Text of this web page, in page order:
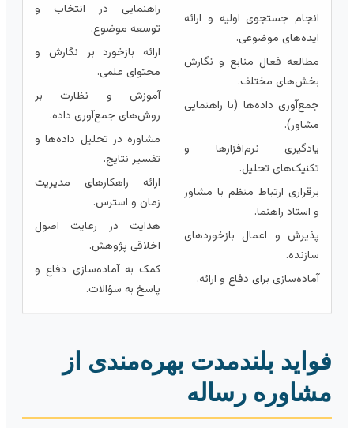
انجام جستجوی اولیه و ارائه
ایده‌های موضوعی.
مطالعه فعال منابع و نگارش
بخش‌های مختلف.
جمع‌آوری داده‌ها (با راهنمایی
مشاور).
یادگیری نرم‌افزارها و
تکنیک‌های تحلیل.
برقراری ارتباط منظم با مشاور
و استاد راهنما.
پذیرش و اعمال بازخوردهای
سازنده.
آماده‌سازی برای دفاع و ارائه.
راهنمایی در انتخاب و
توسعه موضوع.
ارائه بازخورد بر نگارش و
محتوای علمی.
آموزش و نظارت بر
روش‌های جمع‌آوری داده.
مشاوره در تحلیل داده‌ها و
تفسیر نتایج.
ارائه راهکارهای مدیریت
زمان و استرس.
هدایت در رعایت اصول
اخلاقی پژوهش.
کمک به آماده‌سازی دفاع و
پاسخ به سؤالات.
بلندمدت بهره‌مندی از
رساله